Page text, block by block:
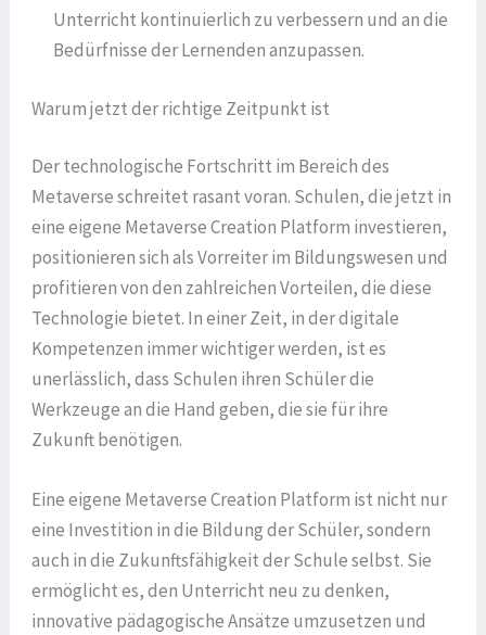
Unterricht kontinuierlich zu verbessern und an die
Bedürfnisse der Lernenden anzupassen.
Warum jetzt der richtige Zeitpunkt ist
Der technologische Fortschritt im Bereich des
Metaverse schreitet rasant voran. Schulen, die jetzt in
eine eigene Metaverse Creation Platform investieren,
positionieren sich als Vorreiter im Bildungswesen und
profitieren von den zahlreichen Vorteilen, die diese
Technologie bietet. In einer Zeit, in der digitale
Kompetenzen immer wichtiger werden, ist es
unerlässlich, dass Schulen ihren Schüler die
Werkzeuge an die Hand geben, die sie für ihre
Zukunft benötigen.
Eine eigene Metaverse Creation Platform ist nicht nur
eine Investition in die Bildung der Schüler, sondern
auch in die Zukunftsfähigkeit der Schule selbst. Sie
ermöglicht es, den Unterricht neu zu denken,
innovative pädagogische Ansätze umzusetzen und